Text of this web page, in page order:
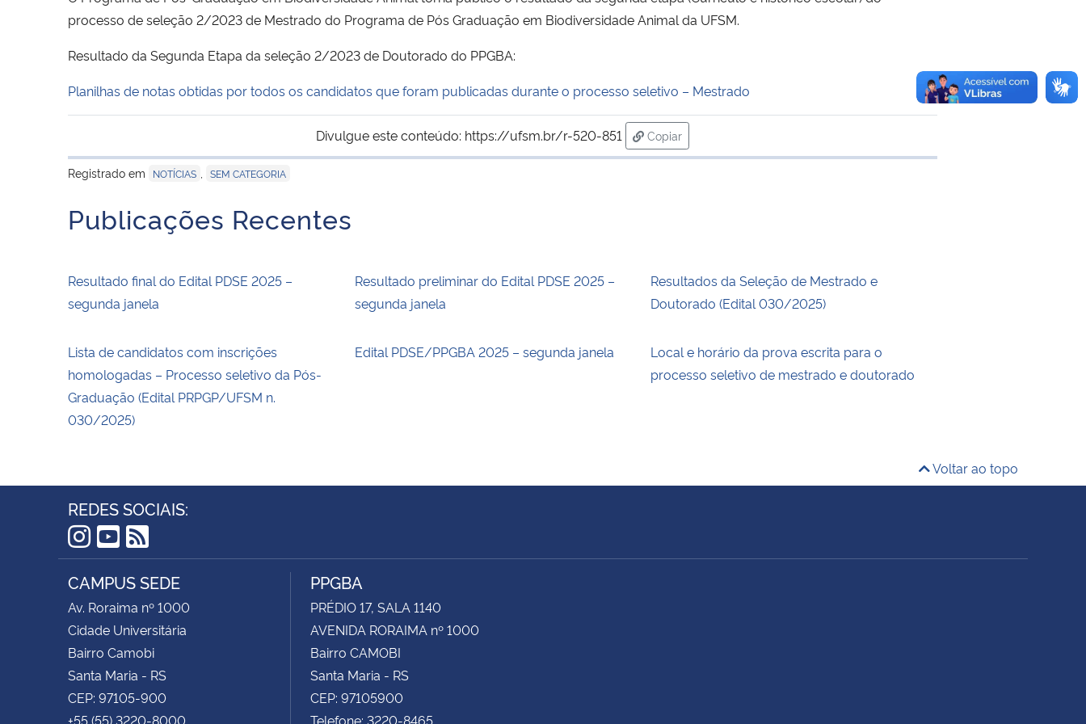
processo de seleção 2/2023 de Mestrado do Programa de Pós Graduação em Biodiversidade Animal da UFSM.
Resultado da Segunda Etapa da seleção 2/2023 de Doutorado do PPGBA:
Planilhas de notas obtidas por todos os candidatos que foram publicadas durante o processo seletivo – Mestrado
Divulgue este conteúdo: https://ufsm.br/r-520-851
Copiar
para área de transferência
Registrado em
NOTÍCIAS SEM CATEGORIA
Publicações Recentes
Resultado final do Edital PDSE 2025 –
segunda janela
Resultado preliminar do Edital PDSE 2025 –
segunda janela
Resultados da Seleção de Mestrado e
Doutorado (Edital 030/2025)
Lista de candidatos com inscrições
homologadas – Processo seletivo da Pós-
Graduação (Edital PRPGP/UFSM n.
030/2025)
Edital PDSE/PPGBA 2025 – segunda janela
Local e horário da prova escrita para o
processo seletivo de mestrado e doutorado
Voltar ao topo
REDES SOCIAIS:
Instagram
YouTube
RSS
CAMPUS SEDE
Av. Roraima nº 1000
Cidade Universitária
Bairro Camobi
Santa Maria - RS
CEP: 97105-900
+55 (55) 3220-8000
PPGBA
PRÉDIO 17, SALA 1140
AVENIDA RORAIMA nº 1000
Bairro CAMOBI
Santa Maria - RS
CEP: 97105900
Telefone: 3220-8465